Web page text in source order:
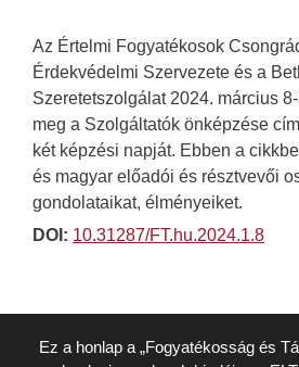
Az Értelmi Fogyatékosok
Érdekvédelmi Szervezete és a
Szeretetszolgálat 2024. március
meg a Szolgáltatók önképzése
két képzési napját. Ebben a
és magyar előadói és résztvevői
gondolataikat, élményeiket.
DOI: 10.31287/FT.hu.2024.1.8
Ez a honlap a „Fogyatékosság és